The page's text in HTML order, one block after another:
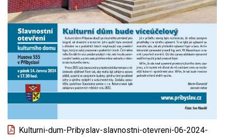
Kulturni-dum-Pribyslav-slavnostni-otevreni-06-2024-